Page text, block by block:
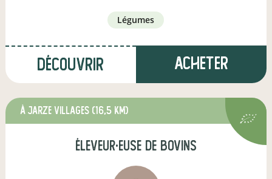
légumes
Découvrir Acheter
à jarze villages (16,5 km)
éleveur·euse de bovins